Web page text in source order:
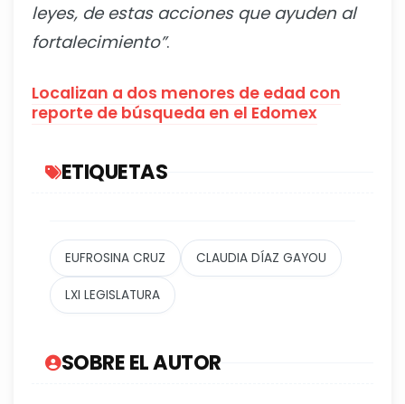
leyes, de estas acciones que ayuden al
fortalecimiento”.
Localizan a dos menores de edad con
reporte de búsqueda en el Edomex
ETIQUETAS
EUFROSINA CRUZ CLAUDIA DÍAZ GAYOU
LXI LEGISLATURA
SOBRE EL AUTOR